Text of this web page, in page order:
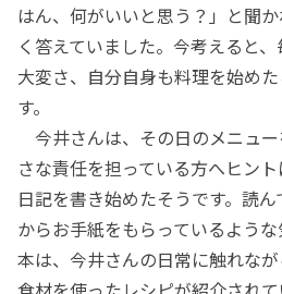
はん、何がいいと思う？」と聞
く答えていました。今考えると
大変さ、自分自身も料理を始め
す。
今井さんは、その日のメニュ
さな責任を担っている方へヒン
日記を書き始めたそうです。読
からお手紙をもらっているよう
本は、今井さんの日常に触れな